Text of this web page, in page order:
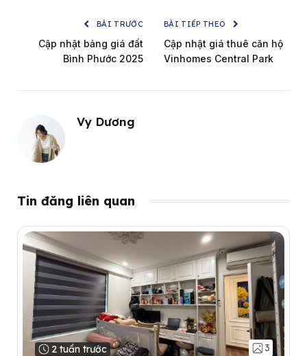
BÀI TRƯỚC
Cập nhật bảng giá đất
Bình Phước 2025
BÀI TIẾP THEO
Cập nhật giá thuê căn hộ
Vinhomes Central Park
Vy Dương
Tin đăng liên quan
2 tuần trước 3